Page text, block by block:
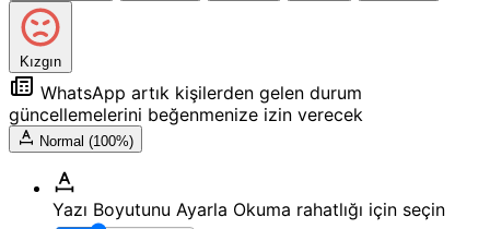
Kızgın
WhatsApp artık kişilerden gelen durum
güncellemelerini beğenmenize izin verecek
Normal (100%)
Yazı Boyutunu Ayarla Okuma rahatlığı için seçin